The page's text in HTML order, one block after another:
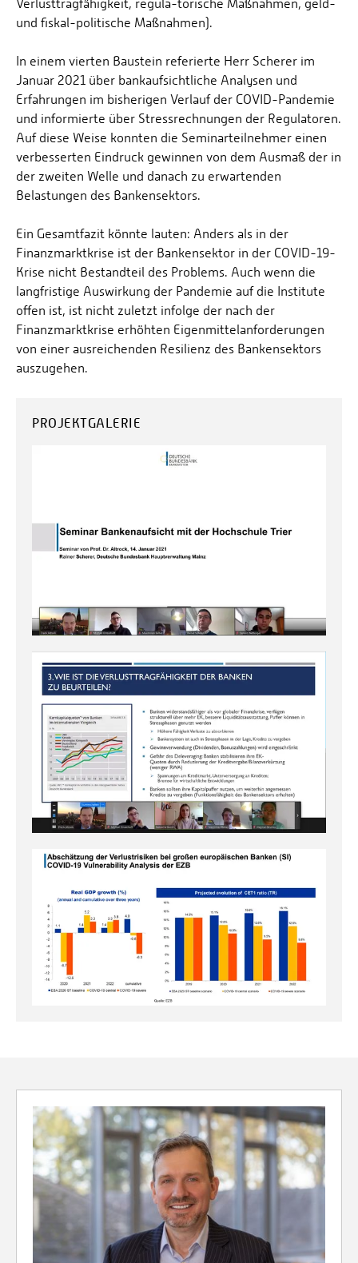
Verlusttragfähigkeit, regula-torische Maßnahmen, geld-
und fiskal-politische Maßnahmen).
In einem vierten Baustein referierte Herr Scherer im
Januar 2021 über bankaufsichtliche Analysen und
Erfahrungen im bisherigen Verlauf der COVID-Pandemie
und informierte über Stressrechnungen der Regulatoren.
Auf diese Weise konnten die Seminarteilnehmer einen
verbesserten Eindruck gewinnen von dem Ausmaß der in
der zweiten Welle und danach zu erwartenden
Belastungen des Bankensektors.
Ein Gesamtfazit könnte lauten: Anders als in der
Finanzmarktkrise ist der Bankensektor in der COVID-19-
Krise nicht Bestandteil des Problems. Auch wenn die
langfristige Auswirkung der Pandemie auf die Institute
offen ist, ist nicht zuletzt infolge der nach der
Finanzmarktkrise erhöhten Eigenmittelanforderungen
von einer ausreichenden Resilienz des Bankensektors
auszugehen.
PROJEKTGALERIE